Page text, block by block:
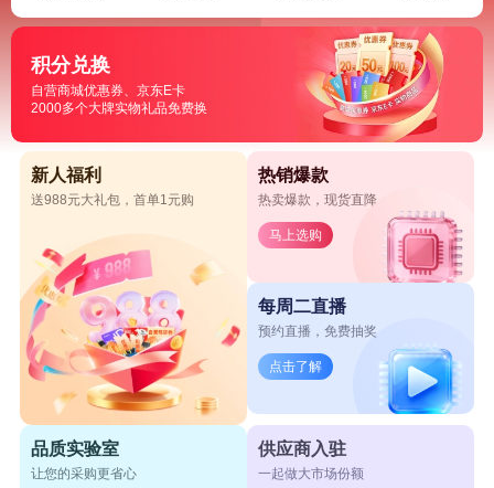
积分兑换
自营商城优惠券、京东E卡
2000多个大牌实物礼品免费换
新人福利
送988元大礼包，首单1元购
热销爆款
热卖爆款，现货直降
马上选购
每周二直播
预约直播，免费抽奖
点击了解
品质实验室
让您的采购更省心
供应商入驻
一起做大市场份额